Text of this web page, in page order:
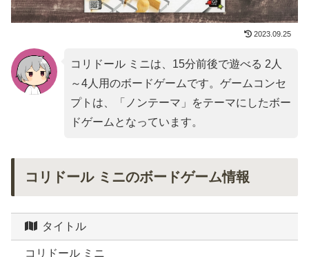
2023.09.25
コリドール ミニは、15分前後で遊べる 2人
～4人用のボードゲームです。ゲームコンセ
プトは、「 ノンテーマ 」をテーマにしたボー
ドゲームとなっています。
コリドール ミニのボードゲーム情報
タイトル
コリドール ミニ